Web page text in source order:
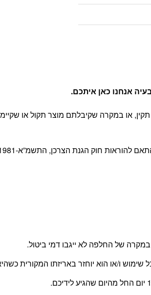
אנחנו כאן איתכם.
או במקרה שקיבלתם מוצר תקול או
התשמ”א-1981 (להלן: “החוק”) ובהתאם לתקנון האתר.
של החלפה לא ייגבו דמי ביטול.
שימוש ו/או הוא יוחזר באריזתו